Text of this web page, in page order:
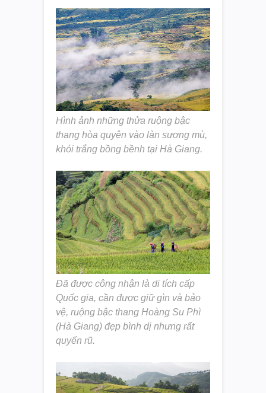
Hình ảnh những thửa ruộng bậc
thang hòa quyện vào làn sương mù,
khói trắng bồng bềnh tại Hà Giang.
Đã được công nhận là di tích cấp
Quốc gia, cần được giữ gìn và bảo
vệ, ruộng bậc thang Hoàng Su Phì
(Hà Giang) đẹp bình dị nhưng rất
quyến rũ.